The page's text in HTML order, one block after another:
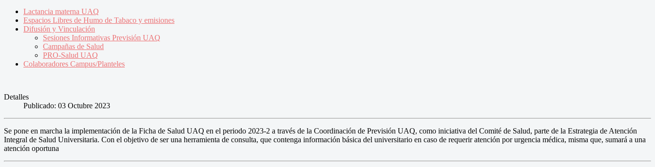
Lactancia materna UAQ
Espacios Libres de Humo de Tabaco y emisiones
Difusión y Vinculación
Sesiones Informativas Previsión UAQ
Campañas de Salud
PRO-Salud UAQ
Colaboradores Campus/Planteles
Detalles
Publicado: 03 Octubre 2023
Se pone en marcha la implementación de la Ficha de Salud UAQ en el periodo 2023-2 a través de la Coordinación de Previsión UAQ, como iniciativa del Comité de Salud, parte de la Estrategia de Atención
Integral de Salud Universitaria. Con el objetivo de ser una herramienta de consulta, que contenga información básica del universitario en caso de requerir atención por urgencia médica, misma que, sumará a una
atención oportuna